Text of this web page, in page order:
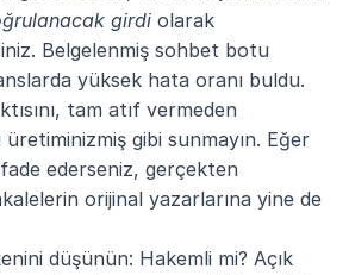
girdi olarak
Belgelenmiş sohbet botu
yüksek hata oranı buldu.
tam atıf vermeden
gibi sunmayın. Eğer
ederseniz, gerçekten
orijinal yazarlarına yine de
düşünün: Hakemli mi? Açık